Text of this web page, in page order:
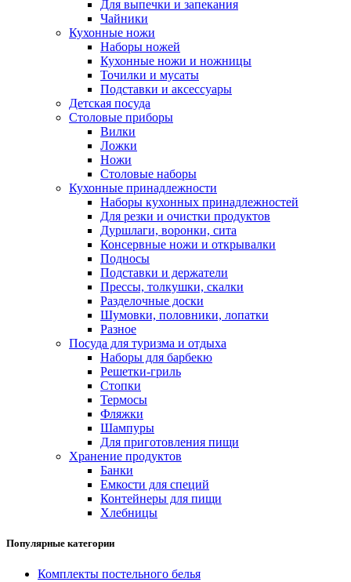
Для выпечки и запекания
Чайники
Кухонные ножи
Наборы ножей
Кухонные ножи и ножницы
Точилки и мусаты
Подставки и аксессуары
Детская посуда
Столовые приборы
Вилки
Ложки
Ножи
Столовые наборы
Кухонные принадлежности
Наборы кухонных принадлежностей
Для резки и очистки продуктов
Дуршлаги, воронки, сита
Консервные ножи и открывалки
Подносы
Подставки и держатели
Прессы, толкушки, скалки
Разделочные доски
Шумовки, половники, лопатки
Разное
Посуда для туризма и отдыха
Наборы для барбекю
Решетки-гриль
Стопки
Термосы
Фляжки
Шампуры
Для приготовления пищи
Хранение продуктов
Банки
Емкости для специй
Контейнеры для пищи
Хлебницы
Популярные категории
Комплекты постельного белья